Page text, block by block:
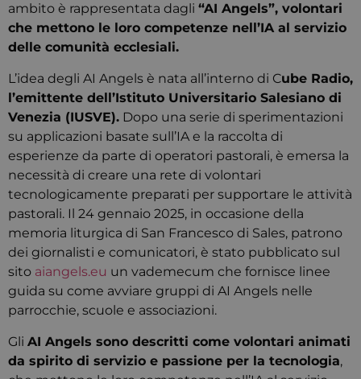
ambito è rappresentata dagli “AI Angels”, volontari
che mettono le loro competenze nell’IA al servizio
delle comunità ecclesiali.
L’idea degli AI Angels è nata all’interno di Cube Radio,
l’emittente dell’Istituto Universitario Salesiano di
Venezia (IUSVE). Dopo una serie di sperimentazioni
su applicazioni basate sull’IA e la raccolta di
esperienze da parte di operatori pastorali, è emersa la
necessità di creare una rete di volontari
tecnologicamente preparati per supportare le attività
pastorali. Il 24 gennaio 2025, in occasione della
memoria liturgica di San Francesco di Sales, patrono
dei giornalisti e comunicatori, è stato pubblicato sul
sito aiangels.eu un vademecum che fornisce linee
guida su come avviare gruppi di AI Angels nelle
parrocchie, scuole e associazioni.
Gli AI Angels sono descritti come volontari animati
da spirito di servizio e passione per la tecnologia,